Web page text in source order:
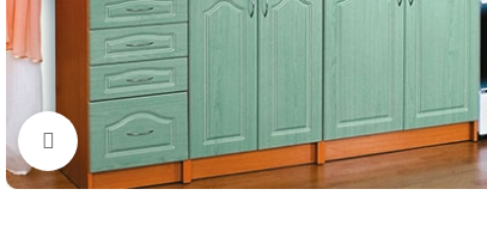
Нажмите, чтобы увеличить